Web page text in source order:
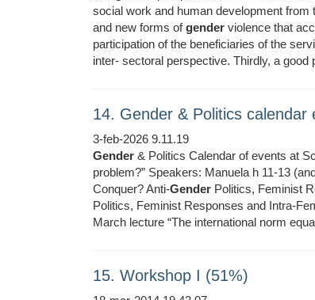
social work and human development from
and new forms ofgender violence that
participation of the beneficiaries of the
inter- sectoral perspective. Thirdly, a
14. Gender & Politics
3-feb-2026 9.11.19
Gender & Politics Calendar of events at
problem?” Speakers: Manuela h 11-13
Conquer? Anti-Gender Politics, Feminist
Politics, Feminist Responses and Intra-
March lecture “The international norm
15. Workshop I (51%)